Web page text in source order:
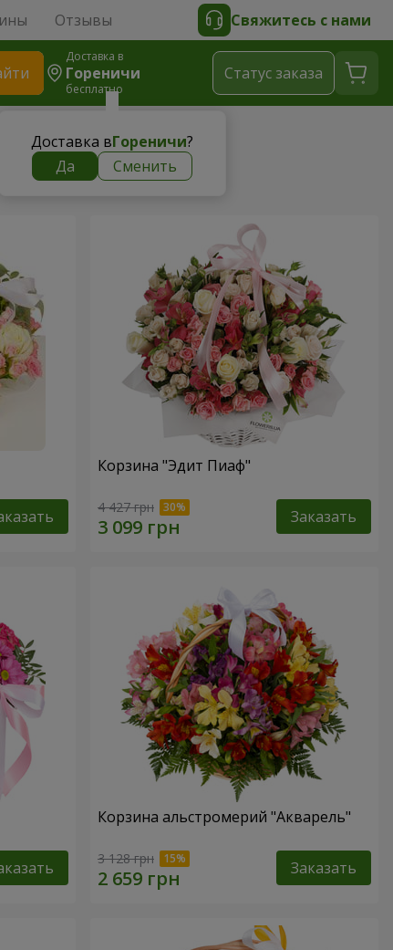
Отзывы Свяжитесь с нами
Доставка в
Гореничи
бесплатно
Доставка вГореничи?
Да
Сменить
Cтатус заказа
Корзина "Эдит Пиаф"
4 427 грн Заказать
Корзина альстромерий "Акварель"
3 128 грн Заказать